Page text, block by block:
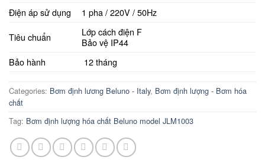
Điện áp sử dụng
1 pha / 220V / 50Hz
Tiêu chuẩn
Lớp cách điện F
Bảo vệ IP44
Bảo hành
12 tháng
Categories: Bơm định lương Beluno - Italy, Bơm định lượng - Bơm hóa
chất
Tag: Bơm định lượng hóa chất Beluno model JLM1003